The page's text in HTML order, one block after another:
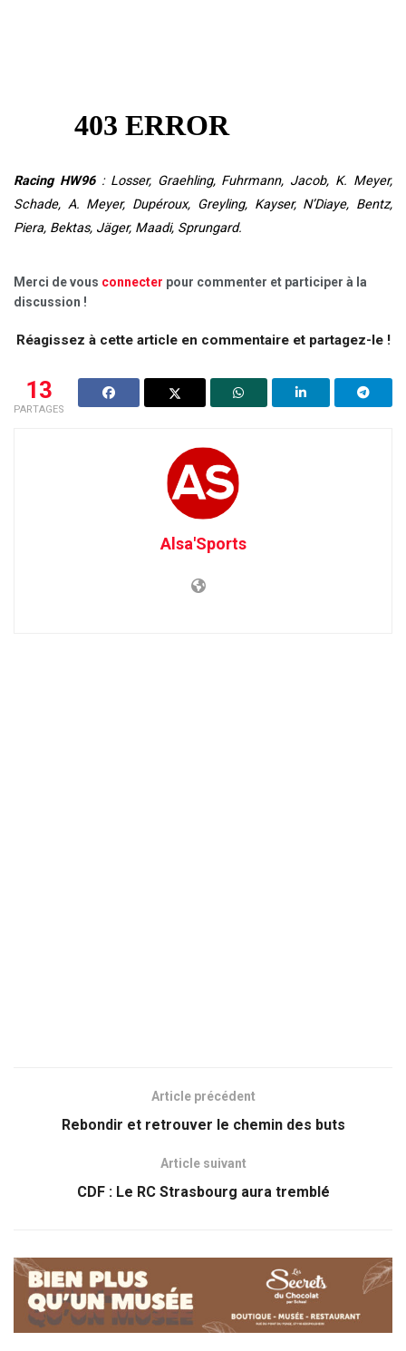
Racing HW96: Losser, Graehling, Fuhrmann, Jacob, K. Meyer,
Schade, A. Meyer, Dupéroux, Greyling, Kayser, N’Diaye, Bentz,
Piera, Bektas, Jäger, Maadi, Sprungard.
Merci de vous connecter pour commenter et participer à la
discussion !
Réagissez à cette article en commentaire et partagez-le !
13
PARTAGES
Alsa'Sports
Article précédent
Rebondir et retrouver le chemin des buts
Article suivant
CDF : Le RC Strasbourg aura tremblé